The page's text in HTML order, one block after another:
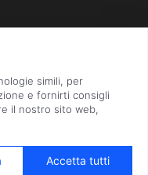
i.v. € 800.000,00